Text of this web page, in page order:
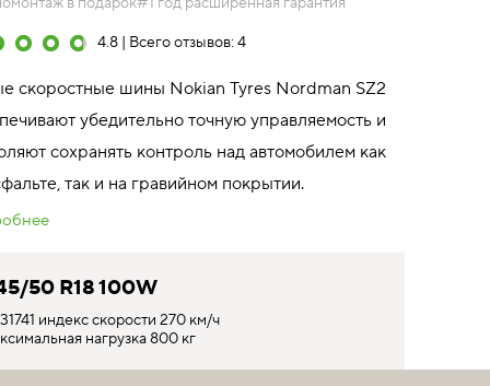
4.8 | Всего отзывов: 4
скоростные шины Nokian Tyres Nordman SZ2
убедительно точную управляемость и
сохранять контроль над автомобилем как
так и на гравийном покрытии.
50 R18 100W
индекс скорости 270 км/ч
нагрузка 800 кг